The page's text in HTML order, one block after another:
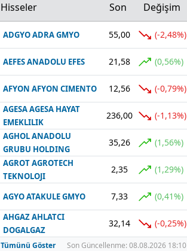
Hisseler Son Değişim
ADGYO ADRA GMYO 55,00 (-2,48%)
AEFES ANADOLU EFES 21,58 (0,56%)
AFYON AFYON CIMENTO 12,56 (-0,79%)
AGESA AGESA HAYAT
EMEKLILIK
236,00 (-1,13%)
AGHOL ANADOLU
GRUBU HOLDING
35,26 (1,56%)
AGROT AGROTECH
TEKNOLOJI
2,35 (1,29%)
AGYO ATAKULE GMYO 7,33 (0,41%)
AHGAZ AHLATCI
DOGALGAZ
32,14 (-0,25%)
Tümünü Göster Son Güncellenme: 08.08.2026 18:10